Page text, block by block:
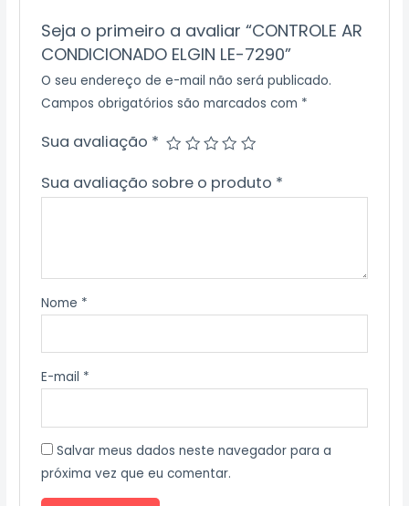
Seja o primeiro a avaliar “CONTROLE AR
CONDICIONADO ELGIN LE-7290”
O seu endereço de e-mail não será publicado.
Campos obrigatórios são marcados com *
Sua avaliação *
Sua avaliação sobre o produto *
Nome *
E-mail *
Salvar meus dados neste navegador para a
próxima vez que eu comentar.